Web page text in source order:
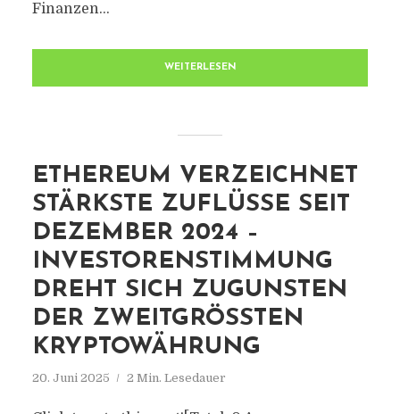
Finanzen...
WEITERLESEN
ETHEREUM VERZEICHNET
STÄRKSTE ZUFLÜSSE SEIT
DEZEMBER 2024 –
INVESTORENSTIMMUNG
DREHT SICH ZUGUNSTEN
DER ZWEITGRÖSSTEN K
RYPTOWÄHRUNG
20. Juni 2025 2 Min. Lesedauer